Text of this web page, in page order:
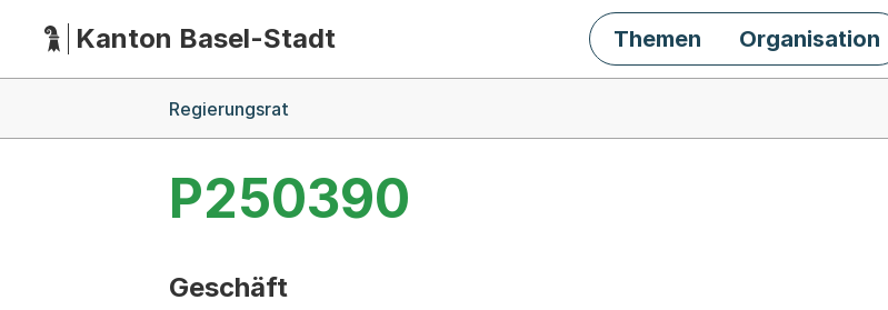
HauptnavigationKanton Basel-Stadt Themen Organisation
Regierungsrat
P250390
Geschäft